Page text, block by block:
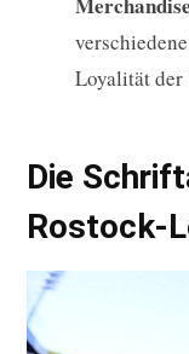
Loyalität der
Die
Rostock-